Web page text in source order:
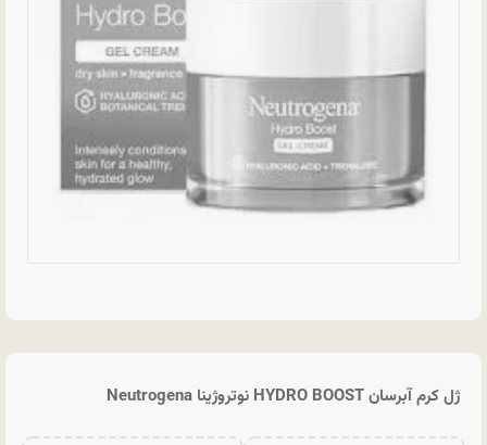
ژل کرم آبرسان HYDRO BOOST نوتروژینا Neutrogena